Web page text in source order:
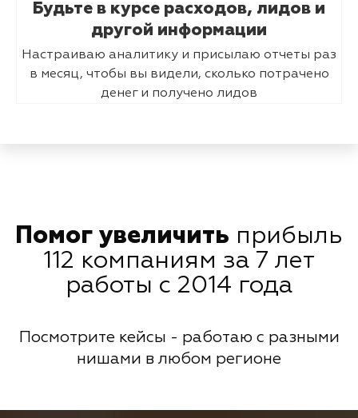
Будьте в курсе расходов, лидов и
другой информации
Настраиваю аналитику и присылаю отчеты раз
в месяц, чтобы вы видели, сколько потрачено
денег и получено лидов
Помог увеличить прибыль
112 компаниям за 7 лет
работы с 2014 года
Посмотрите кейсы - работаю с разными
нишами в любом регионе